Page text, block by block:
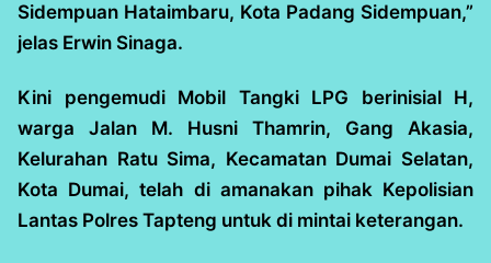
Sidempuan Hataimbaru, Kota Padang Sidempuan,”
jelas Erwin Sinaga.
Kini pengemudi Mobil Tangki LPG berinisial H,
warga Jalan M. Husni Thamrin, Gang Akasia,
Kelurahan Ratu Sima, Kecamatan Dumai Selatan,
Kota Dumai, telah di amanakan pihak Kepolisian
Lantas Polres Tapteng untuk di mintai keterangan.